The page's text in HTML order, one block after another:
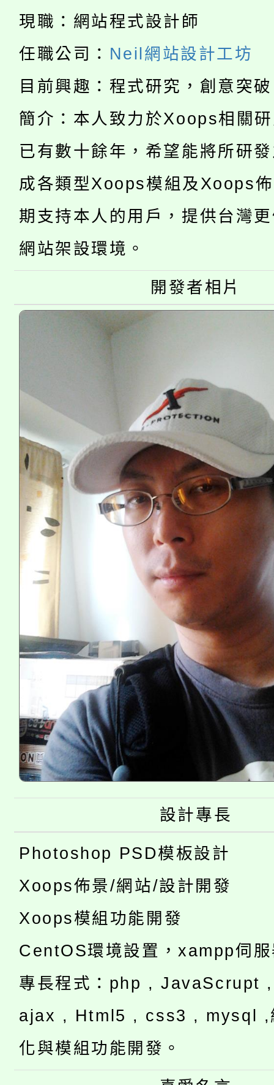
代理(課)教師甄選結果(
轉知中國文化大學推廣
《TA101》溝通分析基
程，歡迎學生輔導中心
心理、諮商輔導、社會
系所師生報名參加。
淨零綠生活教案入校路
會
115年食農教育專業人
程
學籍身 分審查程序及
版
淨零綠領人才培育課程
公告本校115學年度第
代理(課)教師甄選結果
「2026金融保險知識
車」活動
桃園市115學年度學生
生本土語及新住民語歌
公告本校115學年度第
代理(課)教師甄選結果
公告本校115學年度第
代理(課)教師甄選結果
轉知中國文化大學推廣
《TA101》溝通分析基
程，歡迎學生輔導中心
心理、諮商輔導、社會
系所師生報名參加。
現職：網站程式設計師
任職公司： Neil網站設計工坊
目前興趣：程式研究，創意突
簡介：本人致力於Xoops相關
已有數十餘年，希望能將所研
成各類型Xoops模組及Xoops
期支持本人的用戶，提供台灣
網站架設環境。
開發者相片
設計專長
Photoshop PSD模板設計
Xoops佈景/網站/設計開發
Xoops模組功能開發
CentOS環境設置，xampp伺
專長程式：php , JavaScrupt
ajax , Html5 , css3 , mysql ,
化與模組功能開發。